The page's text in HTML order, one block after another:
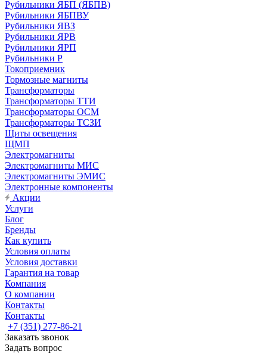
Рубильники ЯБП (ЯБПВ)
Рубильники ЯБПВУ
Рубильники ЯВЗ
Рубильники ЯРВ
Рубильники ЯРП
Рубильники Р
Токоприемник
Тормозные магниты
Трансформаторы
Трансформаторы ТТИ
Трансформаторы ОСМ
Трансформаторы ТСЗИ
Щиты освещения
ЩМП
Электромагниты
Электромагниты МИС
Электромагниты ЭМИС
Электронные компоненты
Акции
Услуги
Блог
Бренды
Как купить
Условия оплаты
Условия доставки
Гарантия на товар
Компания
О компании
Контакты
Контакты
+7 (351) 277-86-21
Заказать звонок
Задать вопрос